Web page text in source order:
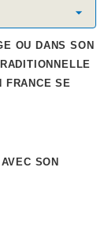
OU DANS SON
FRANCE SE
SON